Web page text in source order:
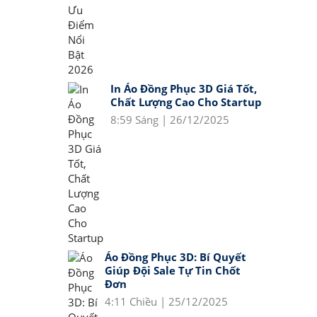
In Áo Đồng Phục 3D Giá Tốt,
Chất Lượng Cao Cho Startup
8:59 Sáng | 26/12/2025
Áo Đồng Phục 3D: Bí Quyết
Giúp Đội Sale Tự Tin Chốt
Đơn
4:11 Chiều | 25/12/2025